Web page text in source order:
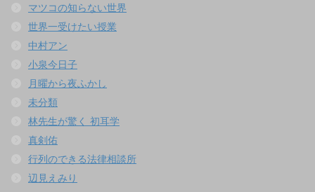
マツコの知らない世界
世界一受けたい授業
中村アン
小泉今日子
月曜から夜ふかし
未分類
林先生が驚く 初耳学
真剣佑
行列のできる法律相談所
辺見えみり